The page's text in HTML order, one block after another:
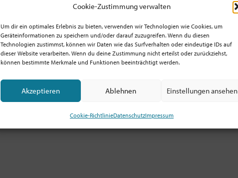
Cookie-Zustimmung verwalten
Um dir ein optimales Erlebnis zu bieten, verwenden wir Technologien wie Cookies, um
Geräteinformationen zu speichern und/oder darauf zuzugreifen. Wenn du diesen
Technologien zustimmst, können wir Daten wie das Surfverhalten oder eindeutige IDs auf
dieser Website verarbeiten. Wenn du deine Zustimmung nicht erteilst oder zurückziehst,
können bestimmte Merkmale und Funktionen beeinträchtigt werden.
Akzeptieren Ablehnen Einstellungen ansehen
Cookie-RichtlinieDatenschutzImpressum
Mit Gott auf dem Weg zu den
Menschen
13. September